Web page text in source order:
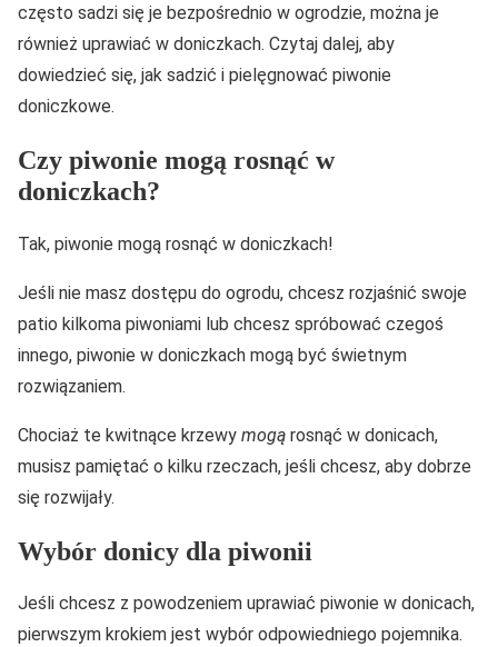
często sadzi się je bezpośrednio w ogrodzie, można je
również uprawiać w doniczkach. Czytaj dalej, aby
dowiedzieć się, jak sadzić i pielęgnować piwonie
doniczkowe.
Czy piwonie mogą rosnąć w
doniczkach?
Tak, piwonie mogą rosnąć w doniczkach!
Jeśli nie masz dostępu do ogrodu, chcesz rozjaśnić swoje
patio kilkoma piwoniami lub chcesz spróbować czegoś
innego, piwonie w doniczkach mogą być świetnym
rozwiązaniem.
Chociaż te kwitnące krzewy mogą rosnąć w donicach,
musisz pamiętać o kilku rzeczach, jeśli chcesz, aby dobrze
się rozwijały.
Wybór donicy dla piwonii
Jeśli chcesz z powodzeniem uprawiać piwonie w donicach,
pierwszym krokiem jest wybór odpowiedniego pojemnika.